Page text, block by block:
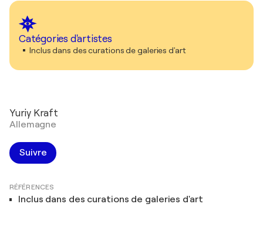
Catégories d'artistes
Inclus dans des curations de galeries d'art
Yuriy Kraft
Allemagne
Suivre
RÉFÉRENCES
Inclus dans des curations de galeries d'art